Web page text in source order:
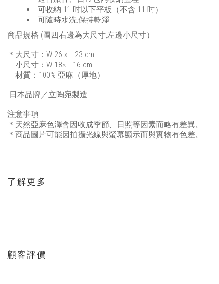
可收納 11 吋以下平板（不含 11 吋）
可隨時水洗,保持乾淨
商品規格 (圖四右邊為大尺寸,左邊小尺寸）
＊大尺寸：W 26 × L 23 cm
小尺寸 ：W 18× L 16 cm
材質：100% 亞麻（厚地）
日本品牌／立陶宛製造
注意事項
＊天然亞麻色澤會因收成季節、日照等因素而略有差異。
＊商品圖片可能因拍攝光線與螢幕顯示而與實物有色差。
了解更多
顧客評價